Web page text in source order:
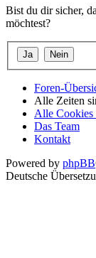
Bist du dir sicher,
möchtest?
Foren-
Alle Zeiten
Alle Cookies
Das Team
Kontakt
Powered by phpBB
Deutsche